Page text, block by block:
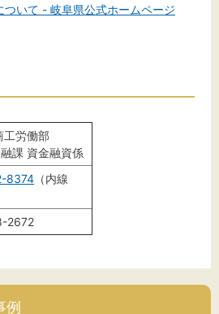
例
いて - 岐阜県公式ホームページ
工労働部
課 資金融資係
8374 （内線
2672